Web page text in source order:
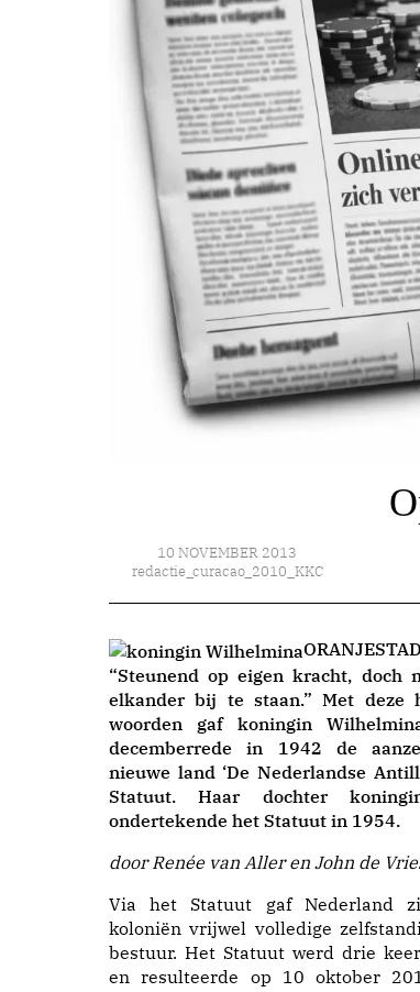
10 NOVEMBER 2013
redactie_curacao_2010_KKC
“Steunend op eigen kracht, doch
elkander bij te staan.” Met deze
woorden gaf koningin
decemberrede in 1942 de
nieuwe land ‘De Nederlandse
Statuut. Haar dochter
ondertekende het Statuut in 1954.
door Renée van Aller en John de
Via het Statuut gaf Nederland
koloniën vrijwel volledige
bestuur. Het Statuut werd drie
en resulteerde op 10 oktober